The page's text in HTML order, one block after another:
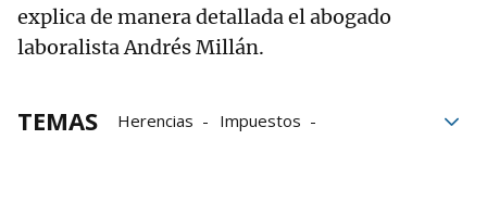
explica de manera detallada el abogado
laboralista Andrés Millán.
TEMAS Herencias
Impuestos